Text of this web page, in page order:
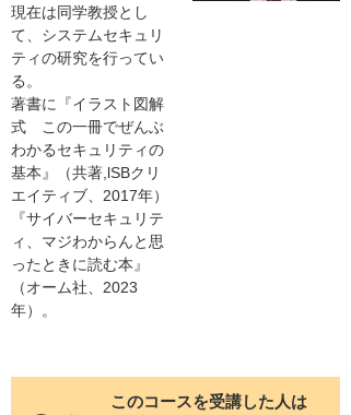
現在は同学教授とし
て、システムセキュリ
ティの研究を行ってい
る。
著書に『イラスト図解
式 この一冊でぜんぶ
わかるセキュリティの
基本』（共著,lSBクリ
エイティブ、2017年）
『サイバーセキュリテ
ィ、マジわからんと思
ったときに読む本』
（オーム社、2023
年）。
このコースを受講した人は